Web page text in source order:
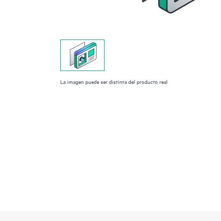
La imagen puede ser distinta del producto real